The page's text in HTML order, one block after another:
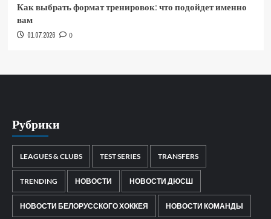
Как выбрать формат тренировок: что подойдет именно
вам
01.07.2026 0
Рубрики
LEAGUES & CLUBS TEST SERIES TRANSFERS
TRENDING НОВОСТИ НОВОСТИ ДЮСШ
НОВОСТИ БЕЛОРУССКОГО ХОККЕЯ НОВОСТИ КОМАНДЫ